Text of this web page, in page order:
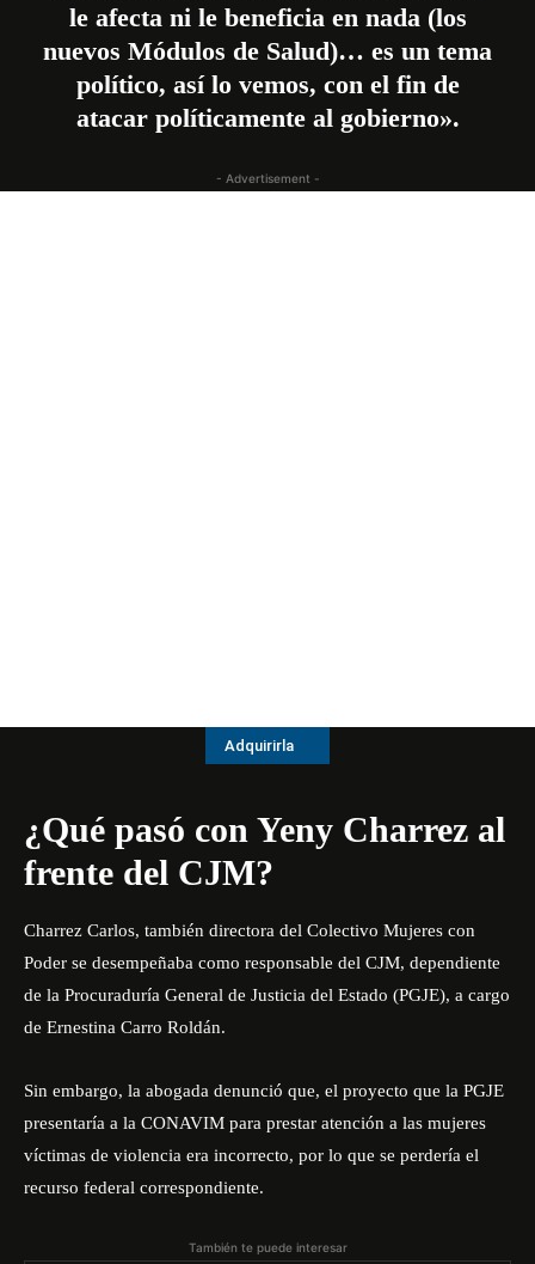
le afecta ni le beneficia en nada (los
nuevos Módulos de Salud)… es un tema
político, así lo vemos, con el fin de
atacar políticamente al gobierno».
- Advertisement -
Adquirirla
¿Qué pasó con Yeny Charrez al
frente del CJM?
Charrez Carlos, también directora del Colectivo Mujeres con
Poder se desempeñaba como responsable del CJM, dependiente
de la Procuraduría General de Justicia del Estado (PGJE), a cargo
de Ernestina Carro Roldán.
Sin embargo, la abogada denunció que, el proyecto que la PGJE
presentaría a la CONAVIM para prestar atención a las mujeres
víctimas de violencia era incorrecto, por lo que se perdería el
recurso federal correspondiente.
También te puede interesar